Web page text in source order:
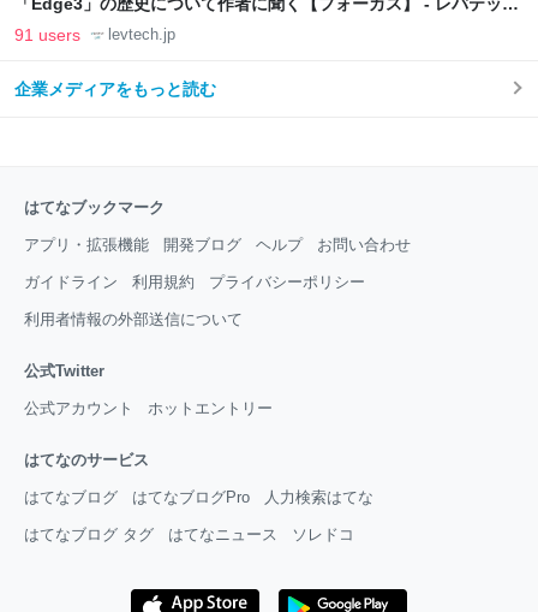
「Edge3」の歴史について作者に聞く【フォーカス】 - レバテック
LAB
91 users levtech.jp
企業メディアをもっと読む
はてなブックマーク
アプリ・拡張機能 開発ブログ ヘルプ お問い合わせ
ガイドライン 利用規約 プライバシーポリシー
利用者情報の外部送信について
公式Twitter
公式アカウント ホットエントリー
はてなのサービス
はてなブログ はてなブログPro 人力検索はてな
はてなブログ タグ はてなニュース ソレドコ